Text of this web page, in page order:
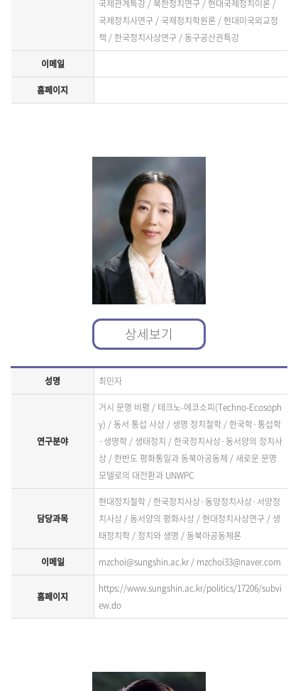
국제관계특강 / 북한정치연구 / 현대국제정치이론 /
국제정치사연구 / 국제정치학원론 / 현대미국외교정
책 / 한국정치사상연구 / 동구공산권특강
이메일
홈페이지
상세보기
성명 최민자
연구분야
거시 문명 비평 / 테크노-에코소피(Techno-Ecosoph
y) / 동서 통섭 사상 / 생명 정치철학 / 한국학·통섭학
·생명학 / 생태정치 / 한국정치사상·동서양의 정치사
상 / 한반도 평화통일과 동북아공동체 / 새로운 문명
모델로의 대전환과 UNWPC
담당과목
현대정치철학 / 한국정치사상·동양정치사상·서양정
치사상 / 동서양의 평화사상 / 현대정치사상연구 / 생
태정치학 / 정치와 생명 / 동북아공동체론
이메일 mzchoi@sungshin.ac.kr / mzchoi33@naver.com
홈페이지
https://www.sungshin.ac.kr/politics/17206/subvi
ew.do